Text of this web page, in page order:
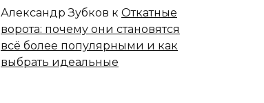
Александр Зубков к Откатные
ворота: почему они становятся
всё более популярными и как
выбрать идеальные